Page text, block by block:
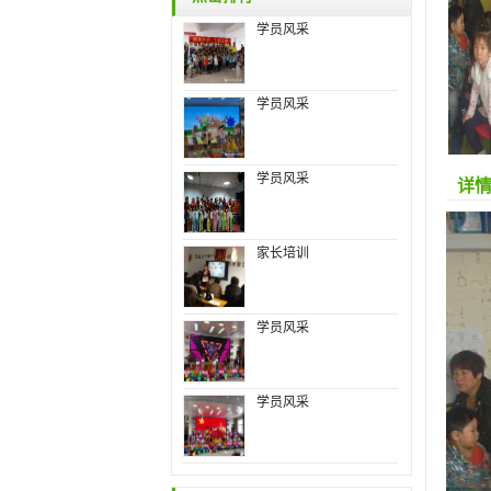
学员风采
学员风采
学员风采
家长培训
学员风采
学员风采
详情